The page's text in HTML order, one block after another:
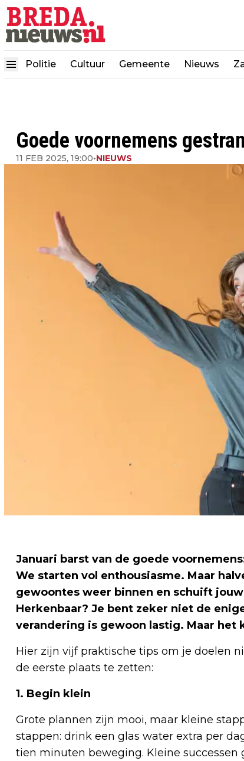
Politie Cultuur Gemeente Nieuws
Goede voornemens
11 FEB 2025, 19:00•NIEUWS
Januari barst van de goede
We starten vol enthousiasme. Maar
gewoontes weer binnen en schuift
Herkenbaar? Je bent zeker niet de
verandering is gewoon lastig. Maar het
Hier zijn vijf praktische tips om je doelen
de eerste plaats te zetten:
1. Begin klein
Grote plannen zijn mooi, maar kleine
stappen: drink een glas water extra per
tien minuten beweging. Kleine